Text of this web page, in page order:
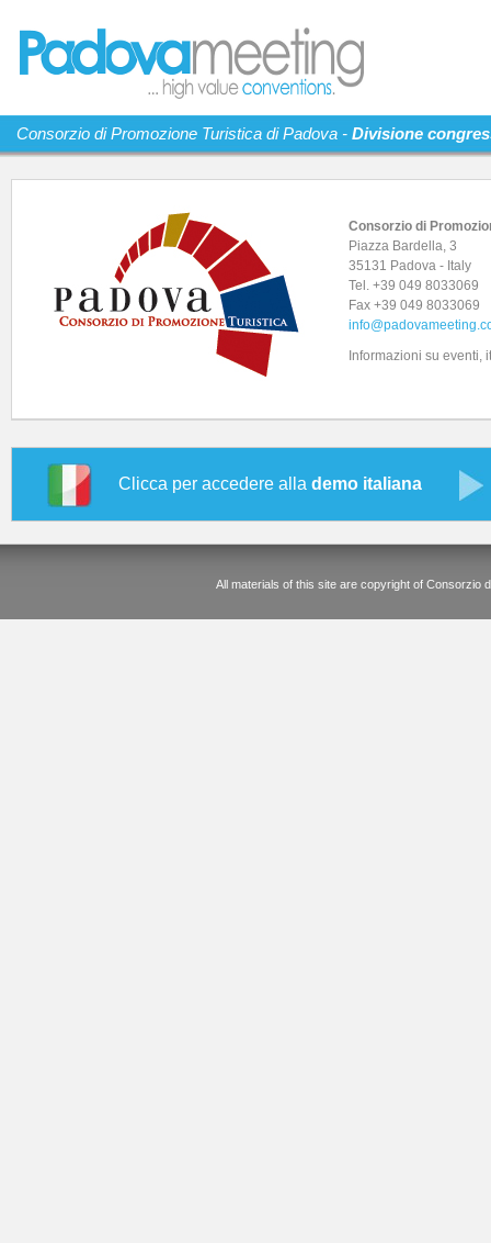
Consorzio di Promozione Turistica di Padova - Divisione
Consorzio di
Piazza Bardella, 3
35131 Padova - Italy
Tel. +39 049 8033069
Fax +39 049 8033069
Informazioni su
Clicca per accedere alla demo italiana
All materials of this site are copyright of Consorzio